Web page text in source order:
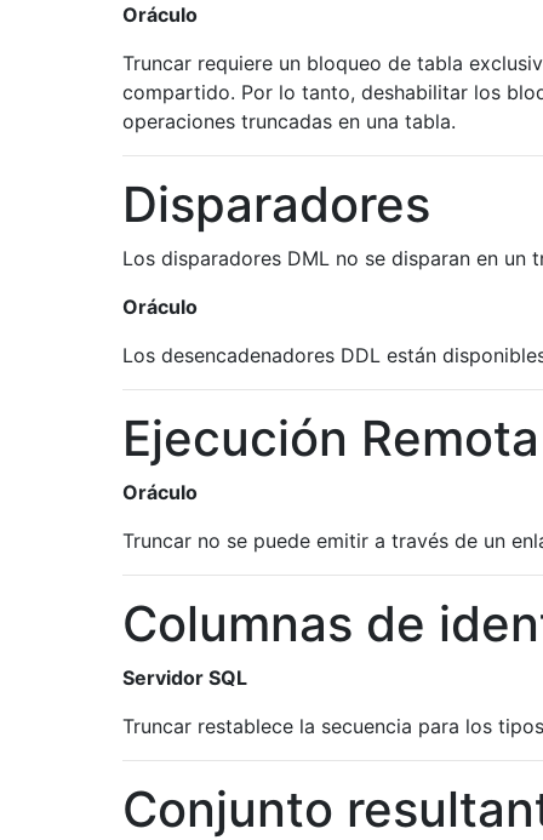
Oráculo
Truncar requiere un bloqueo de tabla
compartido. Por lo tanto, deshabilitar los
operaciones truncadas en una tabla.
Disparadores
Los disparadores DML no se disparan en un
Oráculo
Los desencadenadores DDL están
Ejecución Remota
Oráculo
Truncar no se puede emitir a través de un
Columnas de
Servidor SQL
Truncar restablece la secuencia para los
Conjunto